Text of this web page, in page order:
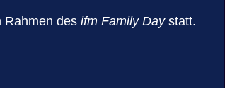
Rahmen des ifm Family Daystatt.